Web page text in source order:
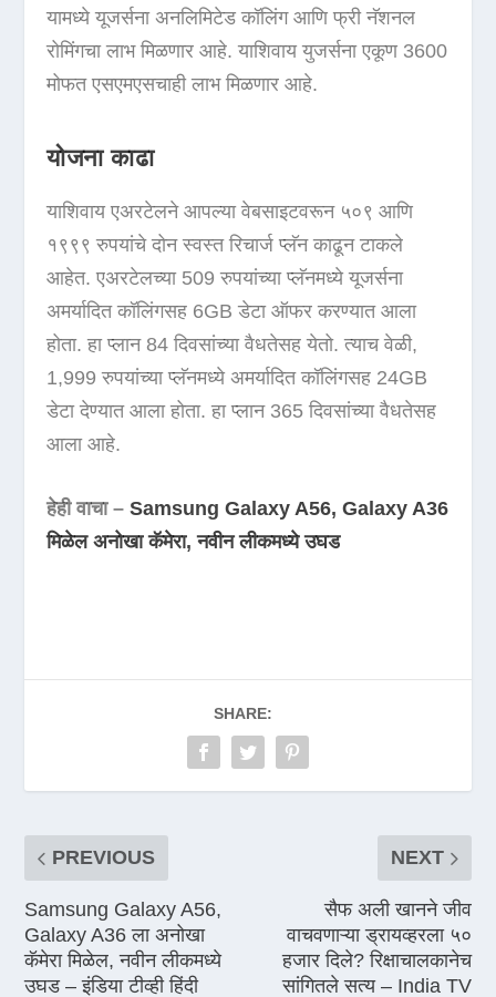
यामध्ये यूजर्सना अनलिमिटेड कॉलिंग आणि फ्री नॅशनल
रोमिंगचा लाभ मिळणार आहे. याशिवाय युजर्सना एकूण 3600
मोफत एसएमएसचाही लाभ मिळणार आहे.
योजना काढा
याशिवाय एअरटेलने आपल्या वेबसाइटवरून ५०९ आणि
१९९९ रुपयांचे दोन स्वस्त रिचार्ज प्लॅन काढून टाकले
आहेत. एअरटेलच्या 509 रुपयांच्या प्लॅनमध्ये यूजर्सना
अमर्यादित कॉलिंगसह 6GB डेटा ऑफर करण्यात आला
होता. हा प्लान 84 दिवसांच्या वैधतेसह येतो. त्याच वेळी,
1,999 रुपयांच्या प्लॅनमध्ये अमर्यादित कॉलिंगसह 24GB
डेटा देण्यात आला होता. हा प्लान 365 दिवसांच्या वैधतेसह
आला आहे.
हेही वाचा –Samsung Galaxy A56, Galaxy A36
मिळेल अनोखा कॅमेरा, नवीन लीकमध्ये उघड
SHARE:
PREVIOUS
Samsung Galaxy A56,
Galaxy A36 ला अनोखा
कॅमेरा मिळेल, नवीन लीकमध्ये
उघड – इंडिया टीव्ही हिंदी
NEXT
सैफ अली खानने जीव
वाचवणाऱ्या ड्रायव्हरला ५०
हजार दिले? रिक्षाचालकानेच
सांगितले सत्य – India TV